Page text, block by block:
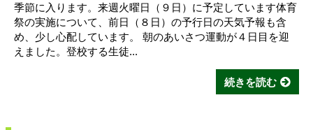
季節に入ります。来週火曜日（９日）に予定しています体育
祭の実施について、前日（８日）の予行日の天気予報も含
め、少し心配しています。 朝のあいさつ運動が４日目を迎
えました。登校する生徒...
続きを読む